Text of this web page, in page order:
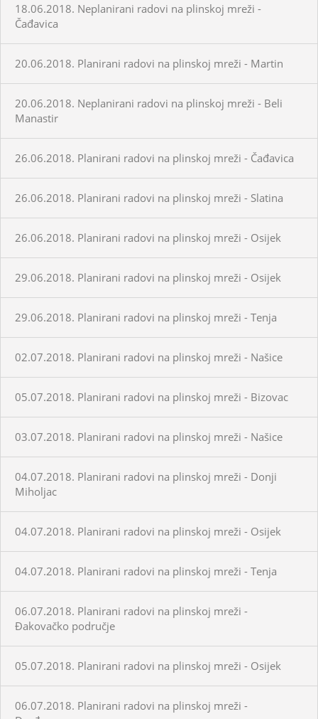
18.06.2018. Neplanirani radovi na plinskoj mreži -
Čađavica
20.06.2018. Planirani radovi na plinskoj mreži - Martin
20.06.2018. Neplanirani radovi na plinskoj mreži - Beli
Manastir
26.06.2018. Planirani radovi na plinskoj mreži - Čađavica
26.06.2018. Planirani radovi na plinskoj mreži - Slatina
26.06.2018. Planirani radovi na plinskoj mreži - Osijek
29.06.2018. Planirani radovi na plinskoj mreži - Osijek
29.06.2018. Planirani radovi na plinskoj mreži - Tenja
02.07.2018. Planirani radovi na plinskoj mreži - Našice
05.07.2018. Planirani radovi na plinskoj mreži - Bizovac
03.07.2018. Planirani radovi na plinskoj mreži - Našice
04.07.2018. Planirani radovi na plinskoj mreži - Donji
Miholjac
04.07.2018. Planirani radovi na plinskoj mreži - Osijek
04.07.2018. Planirani radovi na plinskoj mreži - Tenja
06.07.2018. Planirani radovi na plinskoj mreži -
Đakovačko područje
05.07.2018. Planirani radovi na plinskoj mreži - Osijek
06.07.2018. Planirani radovi na plinskoj mreži -